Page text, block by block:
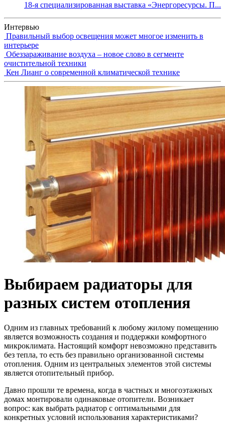
18-я специализированная выставка «Энергоресурсы. П...
Интервью
Правильный выбор освещения может многое изменить в
интерьере
Обеззараживание воздуха – новое слово в сегменте
очистительной техники
Кен Лианг о современной климатической технике
Выбираем радиаторы для
разных систем отопления
Одним из главных требований к любому жилому помещению
является возможность создания и поддержки комфортного
микроклимата. Настоящий комфорт невозможно представить
без тепла, то есть без правильно организованной системы
отопления. Одним из центральных элементов этой системы
является отопительный прибор.
Давно прошли те времена, когда в частных и многоэтажных
домах монтировали одинаковые отопители. Возникает
вопрос: как выбрать радиатор с оптимальными для
конкретных условий использования характеристиками?